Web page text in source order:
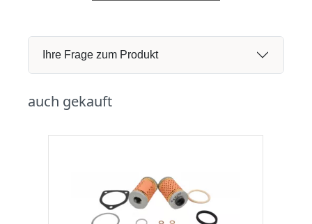
Ihre Frage zum Produkt
auch gekauft